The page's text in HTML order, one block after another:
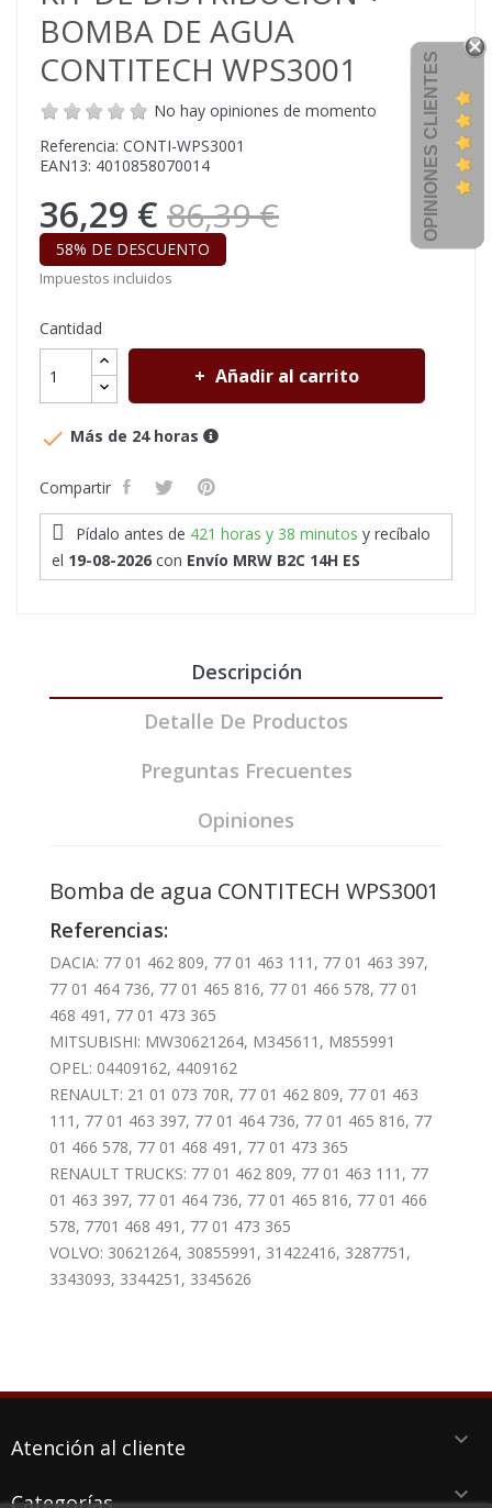
BOMBA DE AGUA
CONTITECH WPS3001
No hay opiniones de momento
Referencia: CONTI-WPS3001
EAN13: 4010858070014
36,29 € 86,39 €
58% DE DESCUENTO
Impuestos incluidos
Cantidad
Añadir al carrito
 Más de 24 horas
Compartir
Pídalo antes de 421 horas y 38 minutos y recíbalo
el 19-08-2026 con Envío MRW B2C 14H ES
Descripción
Detalle De Productos
Preguntas Frecuentes
Opiniones
Bomba de agua CONTITECH WPS3001
Referencias:
DACIA: 77 01 462 809, 77 01 463 111, 77 01 463 397,
77 01 464 736, 77 01 465 816, 77 01 466 578, 77 01
468 491, 77 01 473 365
MITSUBISHI: MW30621264, M345611, M855991
OPEL: 04409162, 4409162
RENAULT: 21 01 073 70R, 77 01 462 809, 77 01 463
111, 77 01 463 397, 77 01 464 736, 77 01 465 816, 77
01 466 578, 77 01 468 491, 77 01 473 365
RENAULT TRUCKS: 77 01 462 809, 77 01 463 111, 77
01 463 397, 77 01 464 736, 77 01 465 816, 77 01 466
578, 7701 468 491, 77 01 473 365
VOLVO: 30621264, 30855991, 31422416, 3287751,
3343093, 3344251, 3345626
Atención al cliente keyboard_arrow_down
Categorías keyboard_arrow_down
OPINIONES CLIENTES